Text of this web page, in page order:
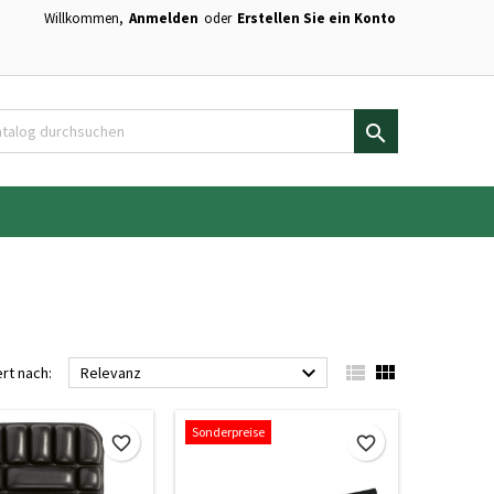
Willkommen, Anmelden oder Erstellen Sie ein Konto

nach: Relevanz   
favorite_border
Sonderpreise
favorite_border
×
×
×
×